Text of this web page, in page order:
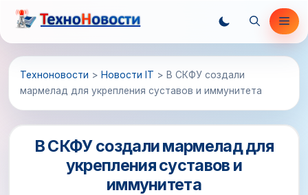
Перейти
содержимому
Техноновости > Новости IT > В СКФУ создали
мармелад для укрепления суставов и иммунитета
В СКФУ создали мармелад для
укрепления суставов и
иммунитета